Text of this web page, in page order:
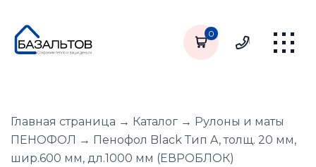
0
Главная страница → Каталог → Рулоны и маты
ПЕНОФОЛ → Пенофол Black Тип A, толщ. 20 мм,
шир.600 мм, дл.1000 мм (ЕВРОБЛОК)